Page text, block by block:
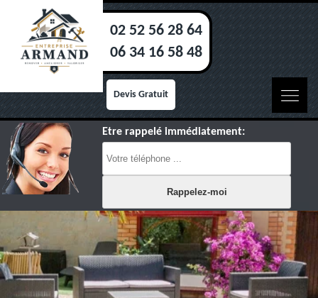
02 52 56 28 64
06 34 16 58 48
Devis Gratuit
Etre rappelé immédiatement: